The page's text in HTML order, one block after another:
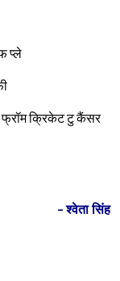
प्ले
क्रिकेट टु कैंसर
- श्वेता सिंह